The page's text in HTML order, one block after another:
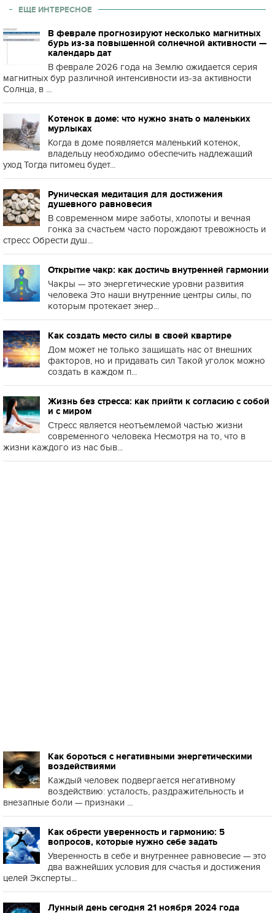
ЕЩЕ ИНТЕРЕСНОЕ
В феврале прогнозируют несколько магнитных
бурь из-за повышенной солнечной активности —
календарь дат
В феврале 2026 года на Землю ожидается серия
магнитных бур различной интенсивности из-за активности
Солнца, в ...
Котенок в доме: что нужно знать о маленьких
мурлыках
Когда в доме появляется маленький котенок,
владельцу необходимо обеспечить надлежащий
уход Тогда питомец будет...
Руническая медитация для достижения
душевного равновесия
В современном мире заботы, хлопоты и вечная
гонка за счастьем часто порождают тревожность и
стресс Обрести душ...
Открытие чакр: как достичь внутренней гармонии
Чакры — это энергетические уровни развития
человека Это наши внутренние центры силы, по
которым протекает энер...
Как создать место силы в своей квартире
Дом может не только защищать нас от внешних
факторов, но и придавать сил Такой уголок можно
создать в каждом п...
Жизнь без стресса: как прийти к согласию с собой
и с миром
Стресс является неотъемлемой частью жизни
современного человека Несмотря на то, что в
жизни каждого из нас быв...
Как бороться с негативными энергетическими
воздействиями
Каждый человек подвергается негативному
воздействию: усталость, раздражительность и
внезапные боли — признаки ...
Как обрести уверенность и гармонию: 5
вопросов, которые нужно себе задать
Уверенность в себе и внутреннее равновесие — это
два важнейших условия для счастья и достижения
целей Эксперты...
Лунный день сегодня 21 ноября 2024 года